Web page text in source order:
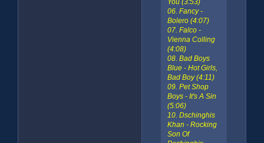
You (3:53)
06. Fancy -
Bolero (4:07)
07. Falco -
Vienna Colling
(4:08)
08. Bad Boys
Blue - Hot Girls,
Bad Boy (4:11)
09. Pet Shop
Boys - It's A Sin
(5:06)
10. Dschinghis
Khan - Rocking
Son Of